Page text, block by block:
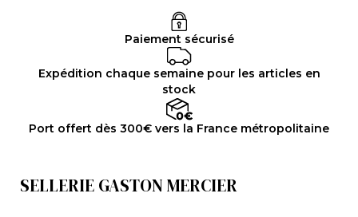
Paiement sécurisé
Expédition chaque semaine pour les articles en
stock
Port offert dès 300€ vers la France métropolitaine
SELLERIE GASTON MERCIER